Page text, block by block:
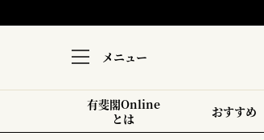
メニュー
有斐閣Online
とは
おすすめ